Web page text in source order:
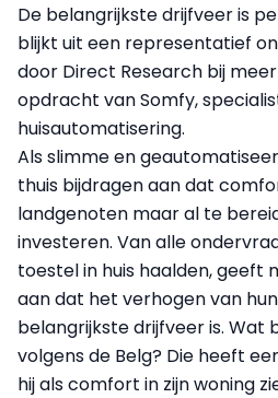
De belangrijkste drijfveer is
blijkt uit een representatief
door Direct Research bij meer
opdracht van Somfy,
huisautomatisering.
Als slimme en
thuis bijdragen aan dat
landgenoten maar al te
investeren. Van alle
toestel in huis haalden, geeft
aan dat het verhogen van
belangrijkste drijfveer is.
volgens de Belg? Die heeft
hij als comfort in zijn woning